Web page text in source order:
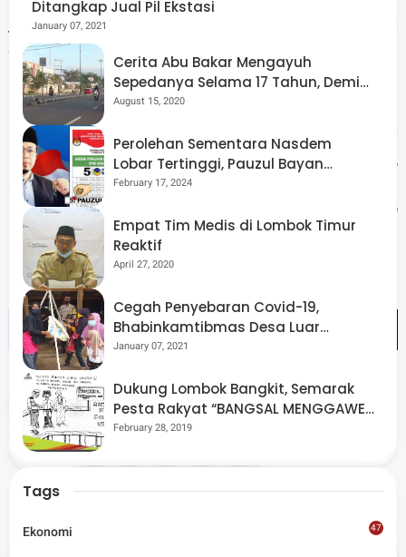
jangka pendek yang akan diterima dari banyak pihak
dengan bijak.
"Banyak atlit yang kehilangan pegangan ketika prestasi
mereka menurun atau tidak sebaik awalnya. Namun ITDC
berpikir jauh, dengan keterbatasan pendidikan formal,
sulit bagi Zohri untuk bekerja baik dalam kompetisi
karier bekerja. Jadi kami harap agar Zohri berkenan"
pungkasnya. (*)
Tags NTB Olahraga
Share
Ditangkap Jual Pil Ekstasi
January 07, 2021
Cerita Abu Bakar Mengayuh
Sepedanya Selama 17 Tahun, Demi
Menggelorakan Kemerdekaan
August 15, 2020
Perolehan Sementara Nasdem
Lobar Tertinggi, Pauzul Bayan
Berpeluang “Rebut” Kursi Dapil 3
February 17, 2024
Empat Tim Medis di Lombok Timur
Reaktif
April 27, 2020
Cegah Penyebaran Covid-19,
Bhabinkamtibmas Desa Luar
Pantau Kegiatan Posyandu
January 07, 2021
Dukung Lombok Bangkit, Semarak
Pesta Rakyat “BANGSAL MENGGAWE”
Kembali Digelar Para Seniman Di
February 28, 2019
Tags
Ekonomi 47